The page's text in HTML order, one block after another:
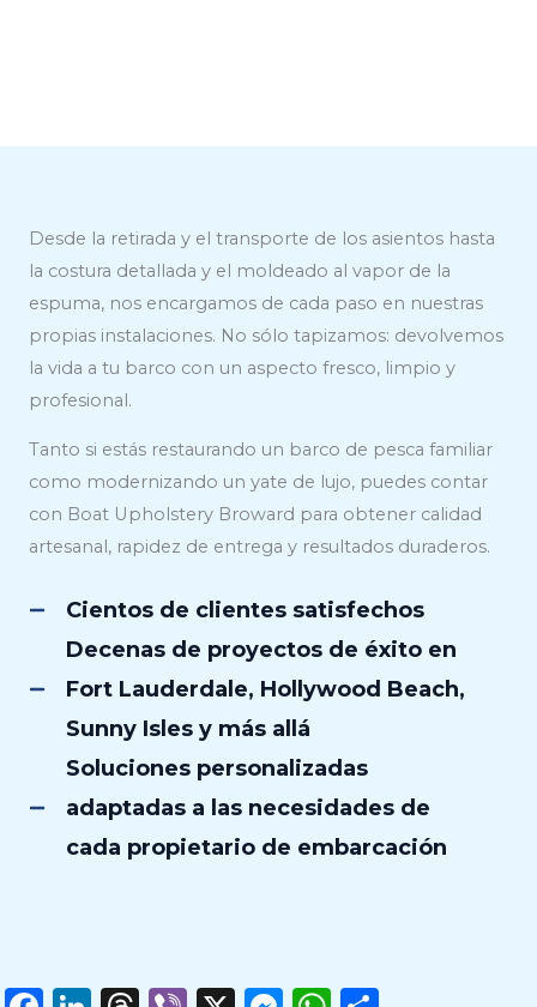
Desde la retirada y el transporte de los asientos hasta
la costura detallada y el moldeado al vapor de la
espuma, nos encargamos de cada paso en nuestras
propias instalaciones. No sólo tapizamos: devolvemos
la vida a tu barco con un aspecto fresco, limpio y
profesional.
Tanto si estás restaurando un barco de pesca familiar
como modernizando un yate de lujo, puedes contar
con Boat Upholstery Broward para obtener calidad
artesanal, rapidez de entrega y resultados duraderos.
Cientos de clientes satisfechos
Decenas de proyectos de éxito en
Fort Lauderdale, Hollywood Beach,
Sunny Isles y más allá
Soluciones personalizadas
adaptadas a las necesidades de
cada propietario de embarcación